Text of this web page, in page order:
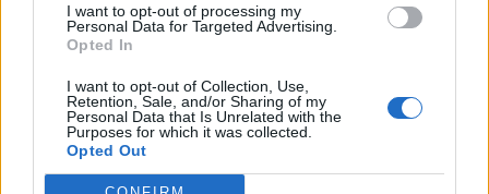
I want to opt-out of processing my
Personal Data for Targeted Advertising.
Opted In
I want to opt-out of Collection, Use,
Retention, Sale, and/or Sharing of my
Personal Data that Is Unrelated with the
Purposes for which it was collected.
Opted Out
Kultūra
Klaipėda prieš 100 metų:
sostų karai (93)
Kultūra
keturios meninės patirtys
- viena bendrystės istorija